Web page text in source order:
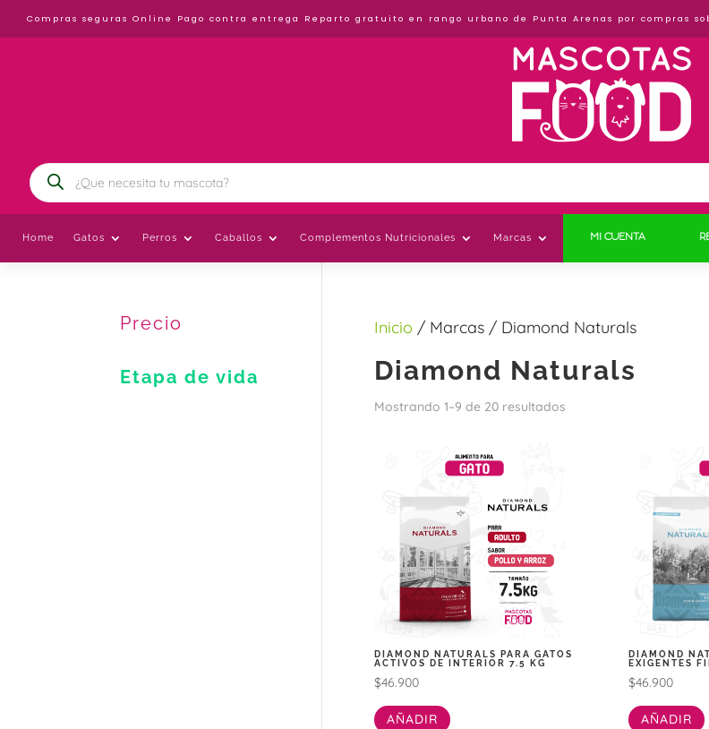
Compras seguras Online Pago contra entrega Reparto gratuito en rango urbano de Punta Arenas por compras
Búsqueda
de
productos
Home Gatos Perros Caballos Complementos Nutricionales Marcas MI CUENTA
Inicio / Marcas / Diamond Naturals
Diamond Naturals
Mostrando 1–9 de 20 resultadosOrdenado
DIAMOND NATURALS PARA GATOS
ACTIVOS DE INTERIOR 7.5 KG
$46.900
AÑADIR
DIAMOND
EXIGENTES
$46.900
AÑADIR
Precio
Etapa de vida